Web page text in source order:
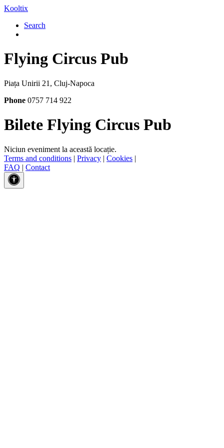
Kooltix
Search
Flying Circus Pub
Piața Unirii 21, Cluj-Napoca
Phone 0757 714 922
Bilete Flying Circus Pub
Niciun eveniment la această locație.
Terms and conditions | Privacy | Cookies |
FAQ | Contact